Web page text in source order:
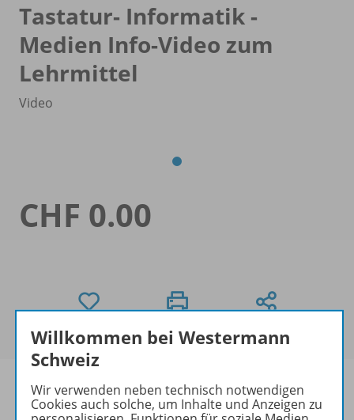
Tastatur- Informatik -
Medien Info-Video zum
Lehrmittel
Video
CHF 0.00
Willkommen bei Westermann
Schweiz
Wir verwenden neben technisch notwendigen
Cookies auch solche, um Inhalte und Anzeigen zu